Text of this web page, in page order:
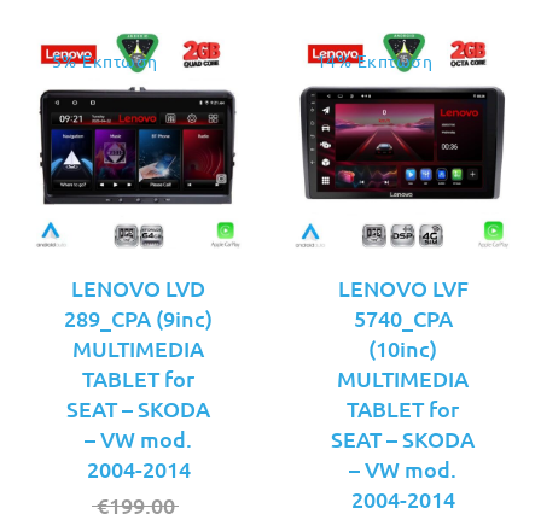
5% Έκπτωση
LENOVO LVD
289_CPA (9inc)
MULTIMEDIA
TABLET for
SEAT – SKODA
– VW mod.
2004-2014
€199.00
14% Έκπτωση
LENOVO LVF
5740_CPA
(10inc)
MULTIMEDIA
TABLET for
SEAT – SKODA
– VW mod.
2004-2014